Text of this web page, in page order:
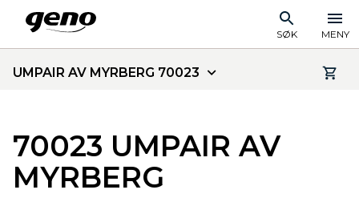
SØK MENY
UMPAIR AV MYRBERG 70023
70023 UMPAIR AV
MYRBERG